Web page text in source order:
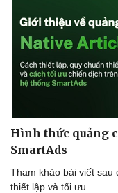
Hình thức quảng
SmartAds
Tham khảo bài viết sau
thiết lập và tối ưu.